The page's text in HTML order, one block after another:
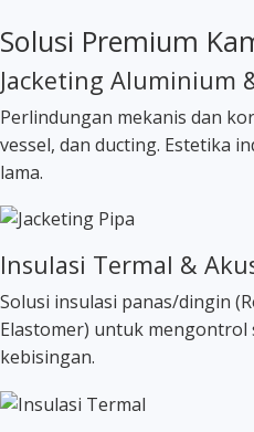
Solusi Premium
Jacketing Aluminium
Perlindungan mekanis dan
vessel, dan ducting. Estetika
lama.
Insulasi Termal &
Solusi insulasi panas/dingin
Elastomer) untuk mengontrol
kebisingan.